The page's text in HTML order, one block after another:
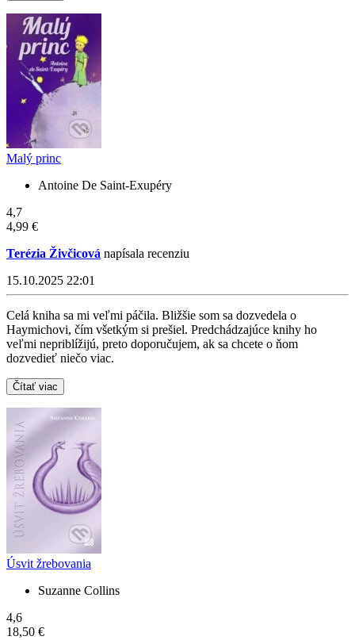
Malý princ
Antoine De Saint-Exupéry
4,7
4,99 €
Terézia Živčicová napísala recenziu
15.10.2025 22:01
Celá kniha sa mi veľmi páčila. Bližšie som sa dozvedela o
Haymichovi, čím všetkým si prešiel. Predchádzajúce knihy ho
veľmi nepriblížijú, preto doporučujem, ak sa chcete o ňom
dozvedieť niečo viac.
Čítať viac
Úsvit žrebovania
Suzanne Collins
4,6
18,50 €